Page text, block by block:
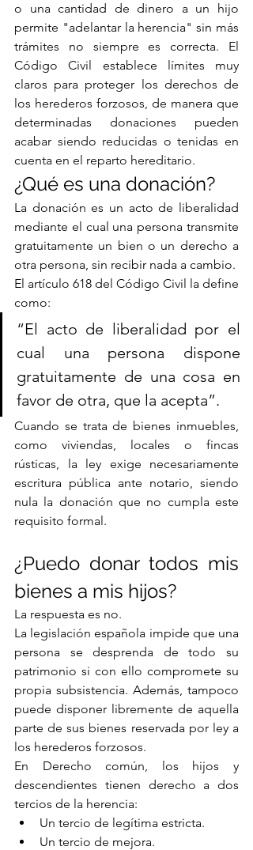
o una cantidad de dinero a un hijo
permite "adelantar la herencia" sin más
trámites no siempre es correcta. El
Código Civil establece límites muy
claros para proteger los derechos de
los herederos forzosos, de manera que
determinadas donaciones pueden
acabar siendo reducidas o tenidas en
cuenta en el reparto hereditario.
¿Qué es una donación?
La donación es un acto de liberalidad
mediante el cual una persona transmite
gratuitamente un bien o un derecho a
otra persona, sin recibir nada a cambio.
El artículo 618 del Código Civil la define
como:
“El acto de liberalidad por el
cual una persona dispone
gratuitamente de una cosa en
favor de otra, que la acepta”.
Cuando se trata de bienes inmuebles,
como viviendas, locales o fincas
rústicas, la ley exige necesariamente
escritura pública ante notario, siendo
nula la donación que no cumpla este
requisito formal.
¿Puedo donar todos mis
bienes a mis hijos?
La respuesta es no.
La legislación española impide que una
persona se desprenda de todo su
patrimonio si con ello compromete su
propia subsistencia. Además, tampoco
puede disponer libremente de aquella
parte de sus bienes reservada por ley a
los herederos forzosos.
En Derecho común, los hijos y
descendientes tienen derecho a dos
tercios de la herencia:
Un tercio de legítima estricta.
Un tercio de mejora.